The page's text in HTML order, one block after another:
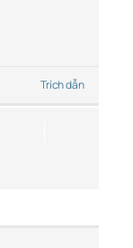
Trích dẫn